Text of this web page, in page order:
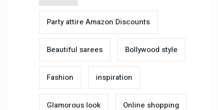
Party attire Amazon Discounts
Beautiful sarees Bollywood style
Fashion inspiration
Glamorous look Online shopping